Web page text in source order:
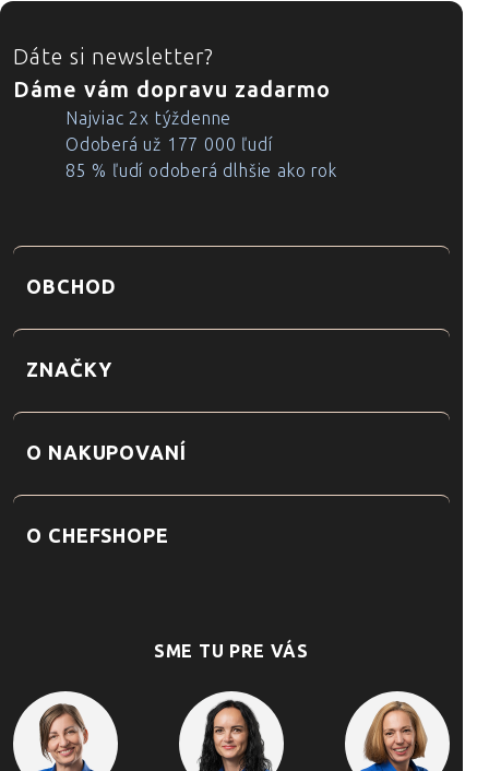
ZÁPÄTIE
Dáte si newsletter?
Dáme vám dopravu zadarmo
Najviac 2x týždenne
Odoberá už 177 000 ľudí
85 % ľudí odoberá dlhšie ako rok
OBCHOD
ZNAČKY
O NAKUPOVANÍ
O CHEFSHOPE
SME TU PRE VÁS